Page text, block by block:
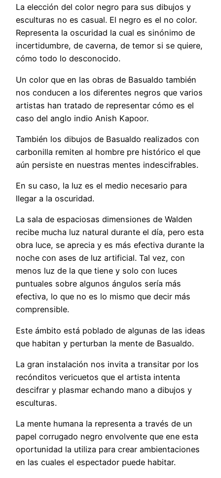
La elección del color negro para sus dibujos y
esculturas no es casual. El negro es el no color.
Representa la oscuridad la cual es sinónimo de
incertidumbre, de caverna, de temor si se quiere,
cómo todo lo desconocido.
Un color que en las obras de Basualdo también
nos conducen a los diferentes negros que varios
artistas han tratado de representar cómo es el
caso del anglo indio Anish Kapoor.
También los dibujos de Basualdo realizados con
carbonilla remiten al hombre pre histórico el que
aún persiste en nuestras mentes indescifrables.
En su caso, la luz es el medio necesario para
llegar a la oscuridad.
La sala de espaciosas dimensiones de Walden
recibe mucha luz natural durante el día, pero esta
obra luce, se aprecia y es más efectiva durante la
noche con ases de luz artificial. Tal vez, con
menos luz de la que tiene y solo con luces
puntuales sobre algunos ángulos sería más
efectiva, lo que no es lo mismo que decir más
comprensible.
Este ámbito está poblado de algunas de las ideas
que habitan y perturban la mente de Basualdo.
La gran instalación nos invita a transitar por los
recónditos vericuetos que el artista intenta
descifrar y plasmar echando mano a dibujos y
esculturas.
La mente humana la representa a través de un
papel corrugado negro envolvente que ene esta
oportunidad la utiliza para crear ambientaciones
en las cuales el espectador puede habitar.